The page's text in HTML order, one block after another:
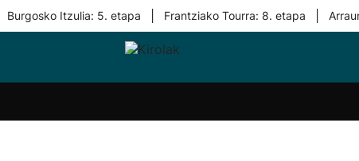
Burgosko Itzulia: 5. etapa Frantziako Tourra: 8. etapa
Taldeak